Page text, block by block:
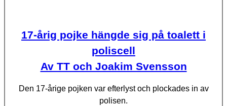
17-årig pojke hängde sig på toalett i
poliscell
Av TT och Joakim Svensson
Den 17-årige pojken var efterlyst och plockades in av
polisen.